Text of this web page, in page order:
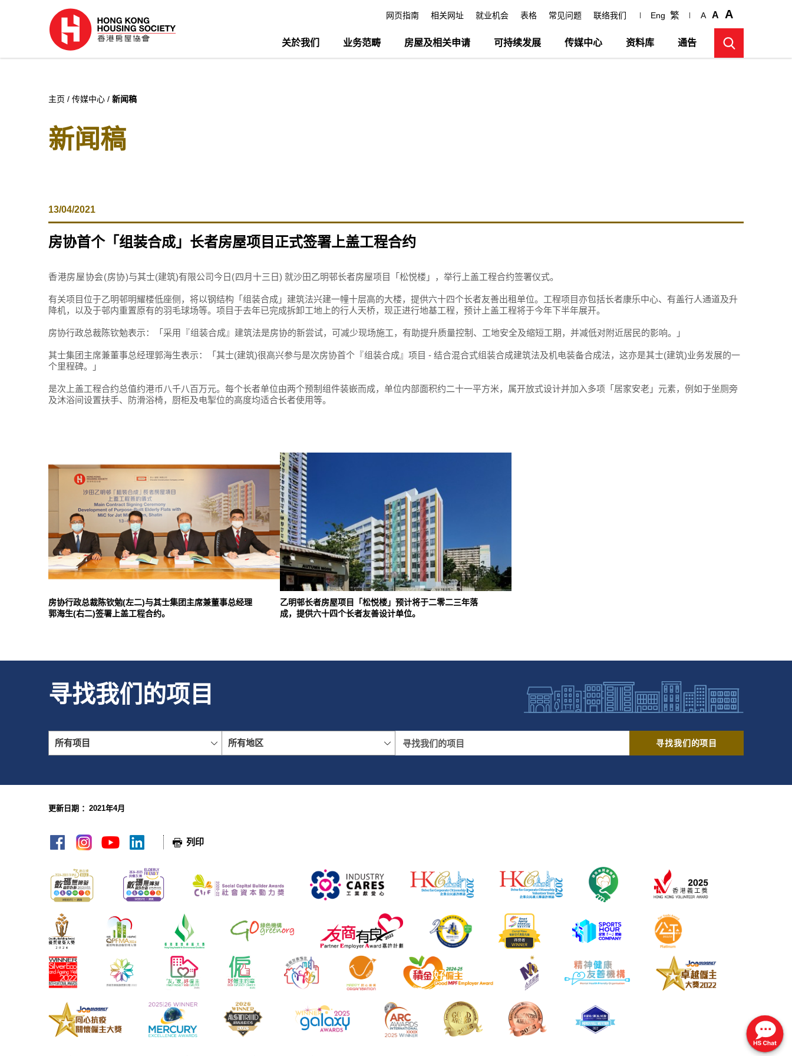
网页指南 相关网址 就业机会 表格 常见问题 联络我们 Eng 繁 A A A
关於我们 业务范畴 房屋及相关申请 可持续发展 传媒中心 资料库 通告
主页 传媒中心 新闻稿
新闻稿
13/04/2021
房协首个「组装合成」长者房屋项目正式签署上盖工程合约
香港房屋协会(房协)与其士(建筑)有限公司今日 (四月十三日) 就沙田乙明邨长者房屋项目「松悦楼」，举行上盖工程合约签署仪式。
有关项目位于乙明邨明耀楼低座侧，将以钢结构「组装合成」建筑法兴建一幢十层高的大楼，提供六十四个长者友善出租单位。工程项目亦包括长者康乐中心、有盖行人通道及升
降机，以及于邨内重置原有的羽毛球场等。项目于去年已完成拆卸工地上的行人天桥，现正进行地基工程，预计上盖工程将于今年下半年展开。
房协行政总裁陈钦勉表示：「采用 『组装合成』 建筑法是房协的新尝试，可减少现场施工，有助提升质量控制、工地安全及缩短工期，并减低对附近居民的影响。」
其士集团主席兼董事总经理郭海生表示：「其士(建筑)很高兴参与是次房协首个 『组装合成』项目 - 结合混合式组装合成建筑法及机电装备合成法，这亦是其士(建筑)业务发展的一
个里程碑。」
是次上盖工程合约总值约港币八千八百万元。每个长者单位由两个预制组件装嵌而成，单位内部面积约二十一平方米，属开放式设计并加入多项「居家安老」元素，例如于坐厕旁
及沐浴间设置扶手、防滑浴椅，厨柜及电掣位的高度均适合长者使用等。
房协行政总裁陈钦勉(左二)与其士集团主席兼董事总经理
郭海生(右二)签署上盖工程合约。
乙明邨长者房屋项目「松悦楼」预计将于二零二三年落
成，提供六十四个长者友善设计单位。
寻找我们的项目
所有项目 所有地区 寻找我们的项目
更新日期 ：2021年4月
列印